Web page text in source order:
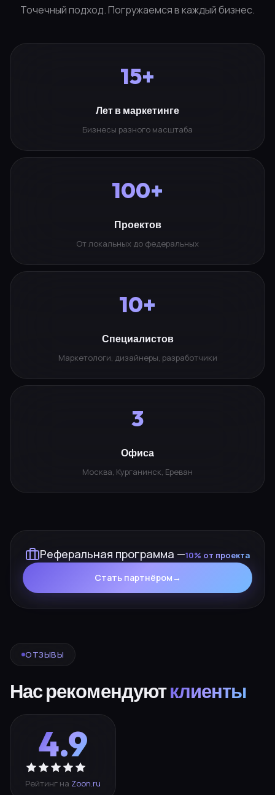
Точечный подход. Погружаемся в каждый бизнес.
15+
Лет в маркетинге
Бизнесы разного масштаба
100+
Проектов
От локальных до федеральных
10+
Специалистов
Маркетологи, дизайнеры, разработчики
3
Офиса
Москва, Курганинск, Ереван
Реферальная программа —10% от проекта
Стать партнёром →
ОТЗЫВЫ
Нас рекомендуютклиенты
4.9
Рейтинг на Zoon.ru